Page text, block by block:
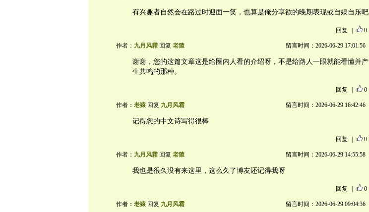
有兴趣者自然会在路过时迎面一笑，也算是俺分享欲的晚期表现或自娱自乐吧
回复 0
作者： 九月风霜回复 老猿 留言时间：2026-06-29 17:01:56
谢谢，您的这篇文章这是给圈内人看的介绍呀，不是给路人一眼就能看懂并产
生共鸣的那种。
回复 0
作者： 老猿回复 九月风霜 留言时间：2026-06-29 16:42:46
记得您的中文诗写得很棒
回复 0
作者： 九月风霜回复 老猿 留言时间：2026-06-29 14:55:58
我也是很久没有来这里，这么久了博友还记得我呀
回复 0
作者： 老猿回复 九月风霜 留言时间：2026-06-29 09:04:36